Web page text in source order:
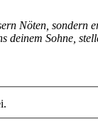
Nöten, sondern
Sohne,